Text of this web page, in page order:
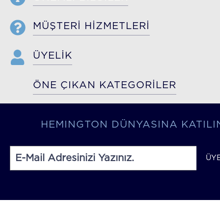
MÜŞTERİ HİZMETLERİ
ÜYELİK
ÖNE ÇIKAN KATEGORİLER
HEMINGTON DÜNYASINA